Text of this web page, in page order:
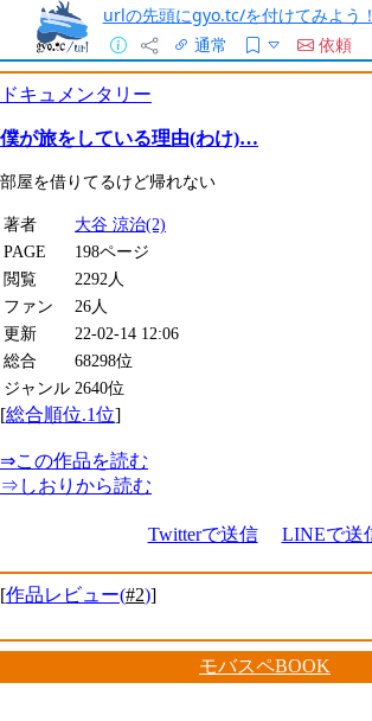
urlの先頭にgyo.tc/を付けてみよう！
通常
依頼